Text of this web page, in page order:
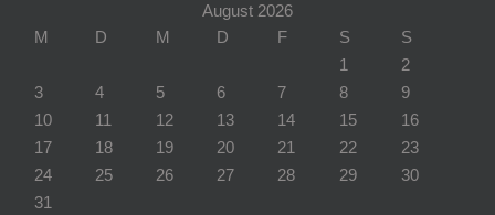
August 2026
M
D M D F S
S
1
2
3
4 5 6 7 8
9
10
11 12 13 14 15
16
17
18 19 20 21 22
23
24
25 26 27 28 29
30
31